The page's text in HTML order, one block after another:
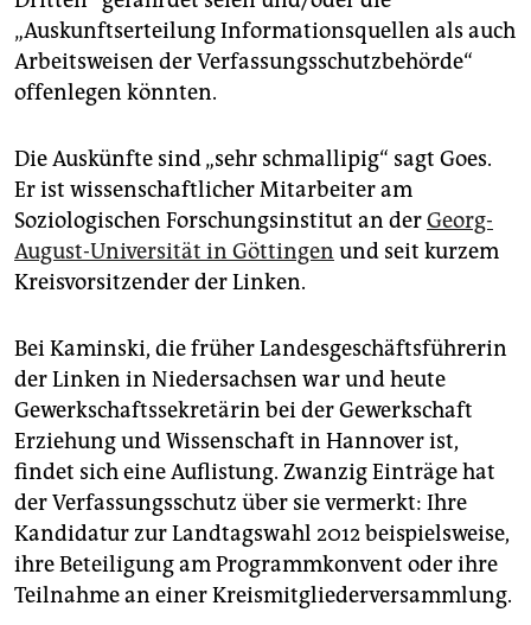
„Auskunftserteilung Informationsquellen als auch
Arbeitsweisen der Verfassungsschutzbehörde“
offenlegen könnten.
Die Auskünfte sind „sehr schmallipig“ sagt Goes.
Er ist wissenschaftlicher Mitarbeiter am
Soziologischen Forschungsinstitut an derGeorg-
August-Universität in Göttingen und seit kurzem
Kreisvorsitzender der Linken.
Bei Kamins­ki, die früher Landesgeschäftsführerin
der Linken in Niedersachsen war und heute
Gewerkschaftssekretärin bei der Gewerkschaft
Erziehung und Wissenschaft in Hannover ist,
findet sich eine Auflistung. Zwanzig Einträge hat
der Verfassungsschutz über sie vermerkt: Ihre
Kandidatur zur Landtagswahl 2012 beispielsweise,
ihre Beteiligung am Programmkonvent oder ihre
Teilnahme an einer Kreismitgliederversammlung.